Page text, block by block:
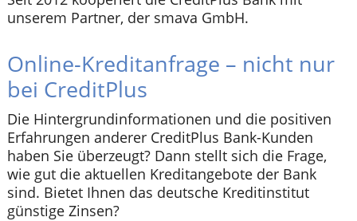
unserem Partner, der smava GmbH.
Online-Kreditanfrage – nicht nur
bei CreditPlus
Die Hintergrundinformationen und die positiven
Erfahrungen anderer CreditPlus Bank-Kunden
haben Sie überzeugt? Dann stellt sich die Frage,
wie gut die aktuellen Kreditangebote der Bank
sind. Bietet Ihnen das deutsche Kreditinstitut
günstige Zinsen?